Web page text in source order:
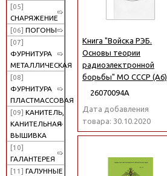
[05]
СНАРЯЖЕНИЕ
[06] ПОГОНЫ
[07]
ФУРНИТУРА
МЕТАЛЛИЧЕСКАЯ
[08]
ФУРНИТУРА
ПЛАСТМАССОВАЯ
[09] КАНИТЕЛЬ,
КАНИТЕЛЬНАЯ
ВЫШИВКА
[10]
ГАЛАНТЕРЕЯ
[11] ГАЛУННЫЕ
Книга "Войска РЭБ.
Основы теории
радиоэлектронной
борьбы" МО СССР (А6)
26070094А
Дата добавления
товара: 30.10.2020